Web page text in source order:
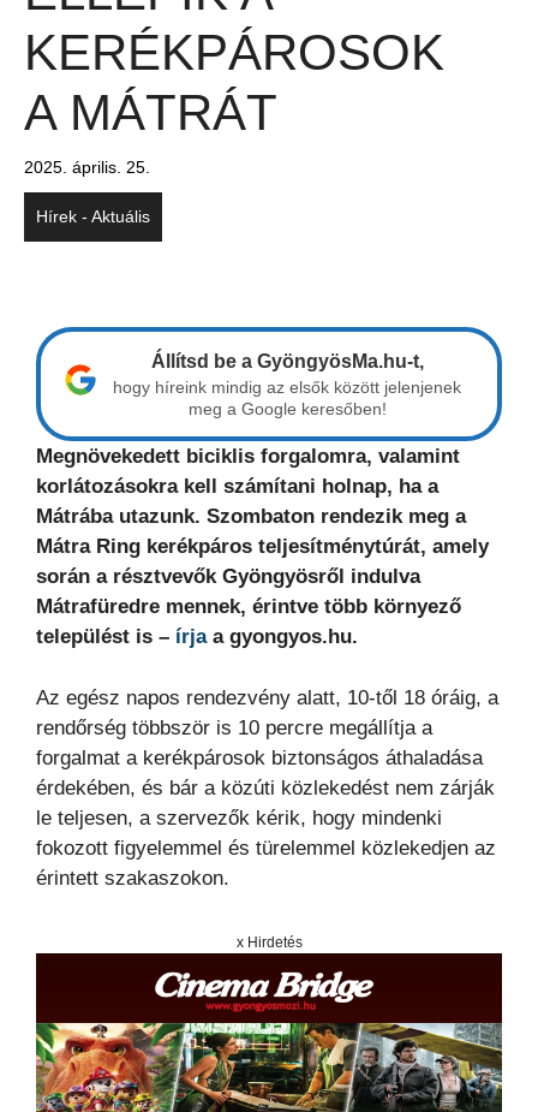
KERÉKPÁROSOK
A MÁTRÁT
2025. április. 25.
Hírek - Aktuális
Állítsd be a GyöngyösMa.hu-t,
hogy híreink mindig az elsők között jelenjenek
meg a Google keresőben!
Megnövekedett biciklis forgalomra, valamint
korlátozásokra kell számítani holnap, ha a
Mátrába utazunk. Szombaton rendezik meg a
Mátra Ring kerékpáros teljesítménytúrát, amely
során a résztvevők Gyöngyösről indulva
Mátrafüredre mennek, érintve több környező
települést is – írja a gyongyos.hu.
Az egész napos rendezvény alatt, 10-től 18 óráig, a
rendőrség többször is 10 percre megállítja a
forgalmat a kerékpárosok biztonságos áthaladása
érdekében, és bár a közúti közlekedést nem zárják
le teljesen, a szervezők kérik, hogy mindenki
fokozott figyelemmel és türelemmel közlekedjen az
érintett szakaszokon.
x Hirdetés